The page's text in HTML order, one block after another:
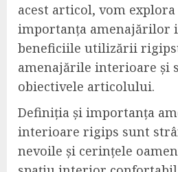
acest articol, vom
importanța amenajărilor
beneficiile utilizării
amenajările interioare și
obiectivele articolului.
Definiția și importanța
interioare rigips sunt
nevoile și cerințele